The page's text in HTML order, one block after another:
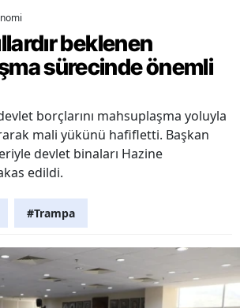
beklenen
sürecinde önemli
borçlarını mahsuplaşma yoluyla
mali yükünü hafifletti. Başkan
devlet binaları Hazine
edildi.
#Trampa